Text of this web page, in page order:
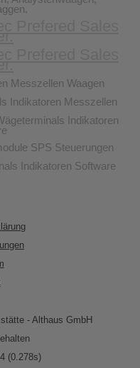
- Althaus GmbH
(0.278s)